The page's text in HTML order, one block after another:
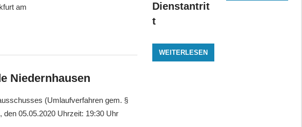
am
Niedernhausen
(Umlaufverfahren gem. §
05.05.2020 Uhrzeit: 19:30 Uhr
Dienstantrit
t
WEITERLESEN